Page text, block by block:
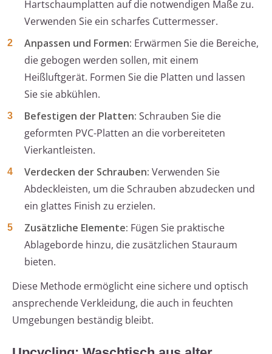
Hartschaumplatten auf die notwendigen Maße zu.
Verwenden Sie ein scharfes Cuttermesser.
Anpassen und Formen: Erwärmen Sie die Bereiche,
die gebogen werden sollen, mit einem
Heißluftgerät. Formen Sie die Platten und lassen
Sie sie abkühlen.
Befestigen der Platten: Schrauben Sie die
geformten PVC-Platten an die vorbereiteten
Vierkantleisten.
Verdecken der Schrauben: Verwenden Sie
Abdeckleisten, um die Schrauben abzudecken und
ein glattes Finish zu erzielen.
Zusätzliche Elemente: Fügen Sie praktische
Ablageborde hinzu, die zusätzlichen Stauraum
bieten.
Diese Methode ermöglicht eine sichere und optisch
ansprechende Verkleidung, die auch in feuchten
Umgebungen beständig bleibt.